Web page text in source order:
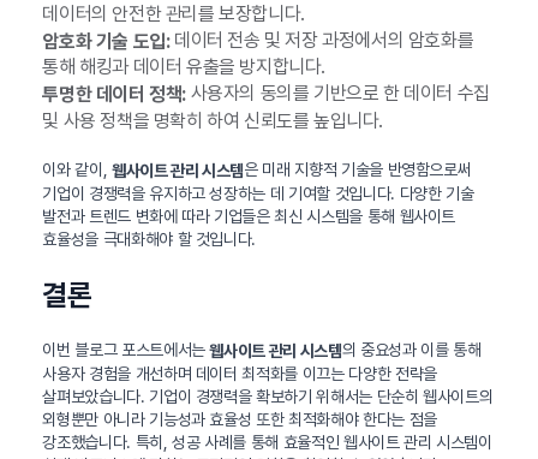
데이터의 안전한 관리를 보장합니다.
암호화 기술 도입:데이터 전송 및 저장 과정에서의 암호화를
통해 해킹과 데이터 유출을 방지합니다.
투명한 데이터 정책:사용자의 동의를 기반으로 한 데이터 수집
및 사용 정책을 명확히 하여 신뢰도를 높입니다.
이와 같이, 웹사이트 관리 시스템은 미래 지향적 기술을 반영함으로써
기업이 경쟁력을 유지하고 성장하는 데 기여할 것입니다. 다양한 기술
발전과 트렌드 변화에 따라 기업들은 최신 시스템을 통해 웹사이트
효율성을 극대화해야 할 것입니다.
결론
이번 블로그 포스트에서는웹사이트 관리 시스템의 중요성과 이를 통해
사용자 경험을 개선하며 데이터 최적화를 이끄는 다양한 전략을
살펴보았습니다. 기업이 경쟁력을 확보하기 위해서는 단순히 웹사이트의
외형뿐만 아니라 기능성과 효율성 또한 최적화해야 한다는 점을
강조했습니다. 특히, 성공 사례를 통해 효율적인 웹사이트 관리 시스템이